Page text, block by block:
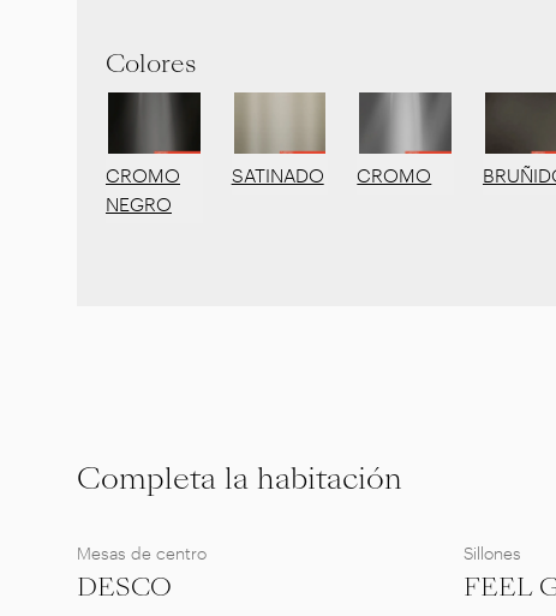
Colores
CROMO
NEGRO
SATINADO CROMO
Completa la habitación
Mesas de centro
DESCO
Sillones
FEEL